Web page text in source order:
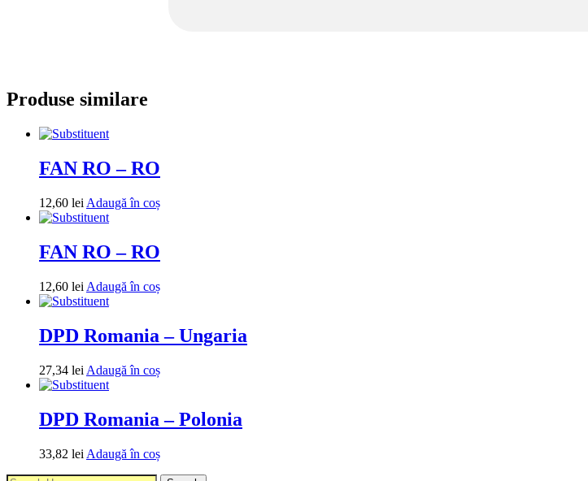
Produse similare
FAN RO – RO
12,60 lei Adaugă în coș
FAN RO – RO
12,60 lei Adaugă în coș
DPD Romania – Ungaria
27,34 lei Adaugă în coș
DPD Romania – Polonia
33,82 lei Adaugă în coș